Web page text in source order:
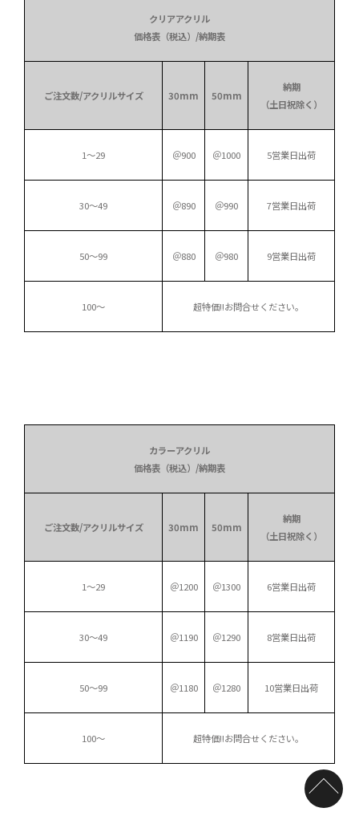
クリアアクリル
価格表（税込）/納期表
ご注文数/アクリルサイズ 30mm 50mm
納期
（土日祝除く）
1～29 ＠900 ＠1000 5営業日出荷
30～49 ＠890 ＠990 7営業日出荷
50～99 ＠880 ＠980 9営業日出荷
100～ 超特価!!お問合せください。
カラーアクリル
価格表（税込）/納期表
ご注文数/アクリルサイズ 30mm 50mm
納期
（土日祝除く）
1～29 ＠1200 ＠1300 6営業日出荷
30～49 ＠1190 ＠1290 8営業日出荷
50～99 ＠1180 ＠1280 10営業日出荷
100～ 超特価!!お問合せください。